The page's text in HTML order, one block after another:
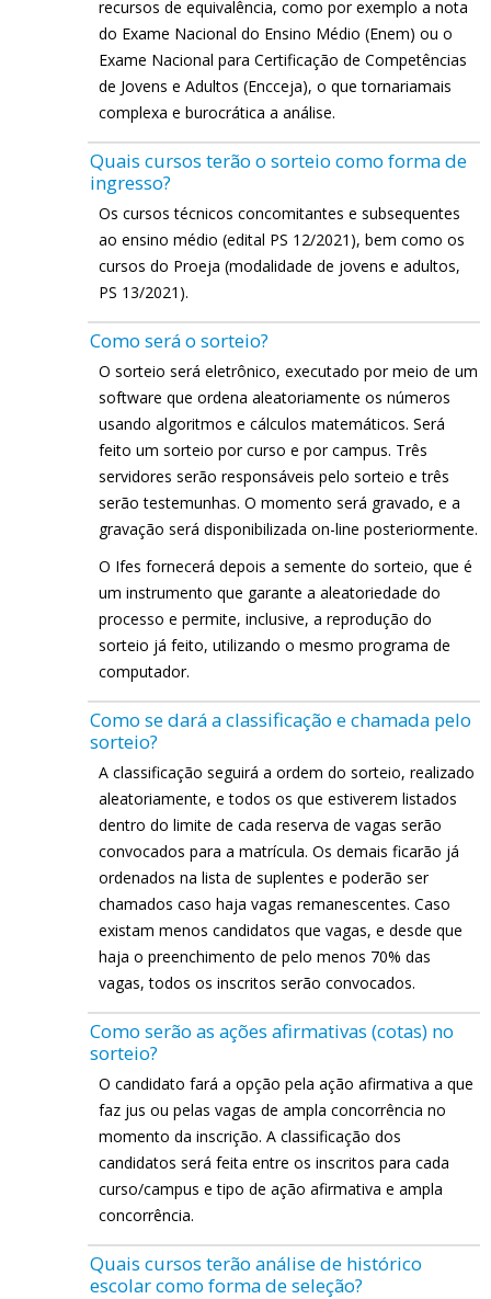
recursos de equivalência, como por exemplo a nota
do Exame Nacional do Ensino Médio (Enem) ou o
Exame Nacional para Certificação de Competências
de Jovens e Adultos (Encceja), o que tornariamais
complexa e burocrática a análise.
Quais cursos terão o sorteio como forma de
ingresso?
Os cursos técnicos concomitantes e subsequentes
ao ensino médio (edital PS 12/2021), bem como os
cursos do Proeja (modalidade de jovens e adultos,
PS 13/2021).
Como será o sorteio?
O sorteio será eletrônico, executado por meio de um
software que ordena aleatoriamente os números
usando algoritmos e cálculos matemáticos. Será
feito um sorteio por curso e por campus. Três
servidores serão responsáveis pelo sorteio e três
serão testemunhas. O momento será gravado, e a
gravação será disponibilizada on-line posteriormente.
O Ifes fornecerá depois a semente do sorteio, que é
um instrumento que garante a aleatoriedade do
processo e permite, inclusive, a reprodução do
sorteio já feito, utilizando o mesmo programa de
computador.
Como se dará a classificação e chamada pelo
sorteio?
A classificação seguirá a ordem do sorteio, realizado
aleatoriamente, e todos os que estiverem listados
dentro do limite de cada reserva de vagas serão
convocados para a matrícula. Os demais ficarão já
ordenados na lista de suplentes e poderão ser
chamados caso haja vagas remanescentes. Caso
existam menos candidatos que vagas, e desde que
haja o preenchimento de pelo menos 70% das
vagas, todos os inscritos serão convocados.
Como serão as ações afirmativas (cotas) no
sorteio?
O candidato fará a opção pela ação afirmativa a que
faz jus ou pelas vagas de ampla concorrência no
momento da inscrição. A classificação dos
candidatos será feita entre os inscritos para cada
curso/campus e tipo de ação afirmativa e ampla
concorrência.
Quais cursos terão análise de histórico
escolar como forma de seleção?